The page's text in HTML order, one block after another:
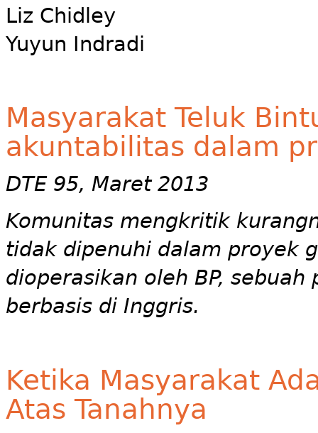
Liz Chidley
Yuyun Indradi
Masyarakat Teluk
akuntabilitas dalam
DTE 95, Maret 2013
Komunitas mengkritik
tidak dipenuhi dalam proyek
dioperasikan oleh BP,
berbasis di Inggris.
Ketika Masyarakat
Atas Tanahnya